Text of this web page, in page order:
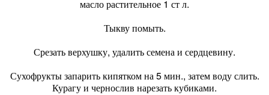
масло растительное 1 ст л.
Тыкву помыть.
Срезать верхушку, удалить семена и сердцевину.
Сухофрукты запарить кипятком на 5 мин., затем воду слить.
Курагу и чернослив нарезать кубиками.